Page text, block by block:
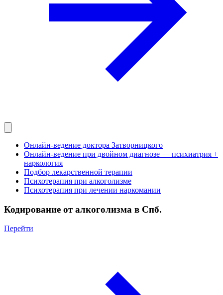
Онлайн-ведение доктора Затворницкого
Онлайн‑ведение при двойном диагнозе — психиатрия +
наркология
Подбор лекарственной терапии
Психотерапия при алкоголизме
Психотерапия при лечении наркомании
Кодирование от алкоголизма в Спб.
Перейти